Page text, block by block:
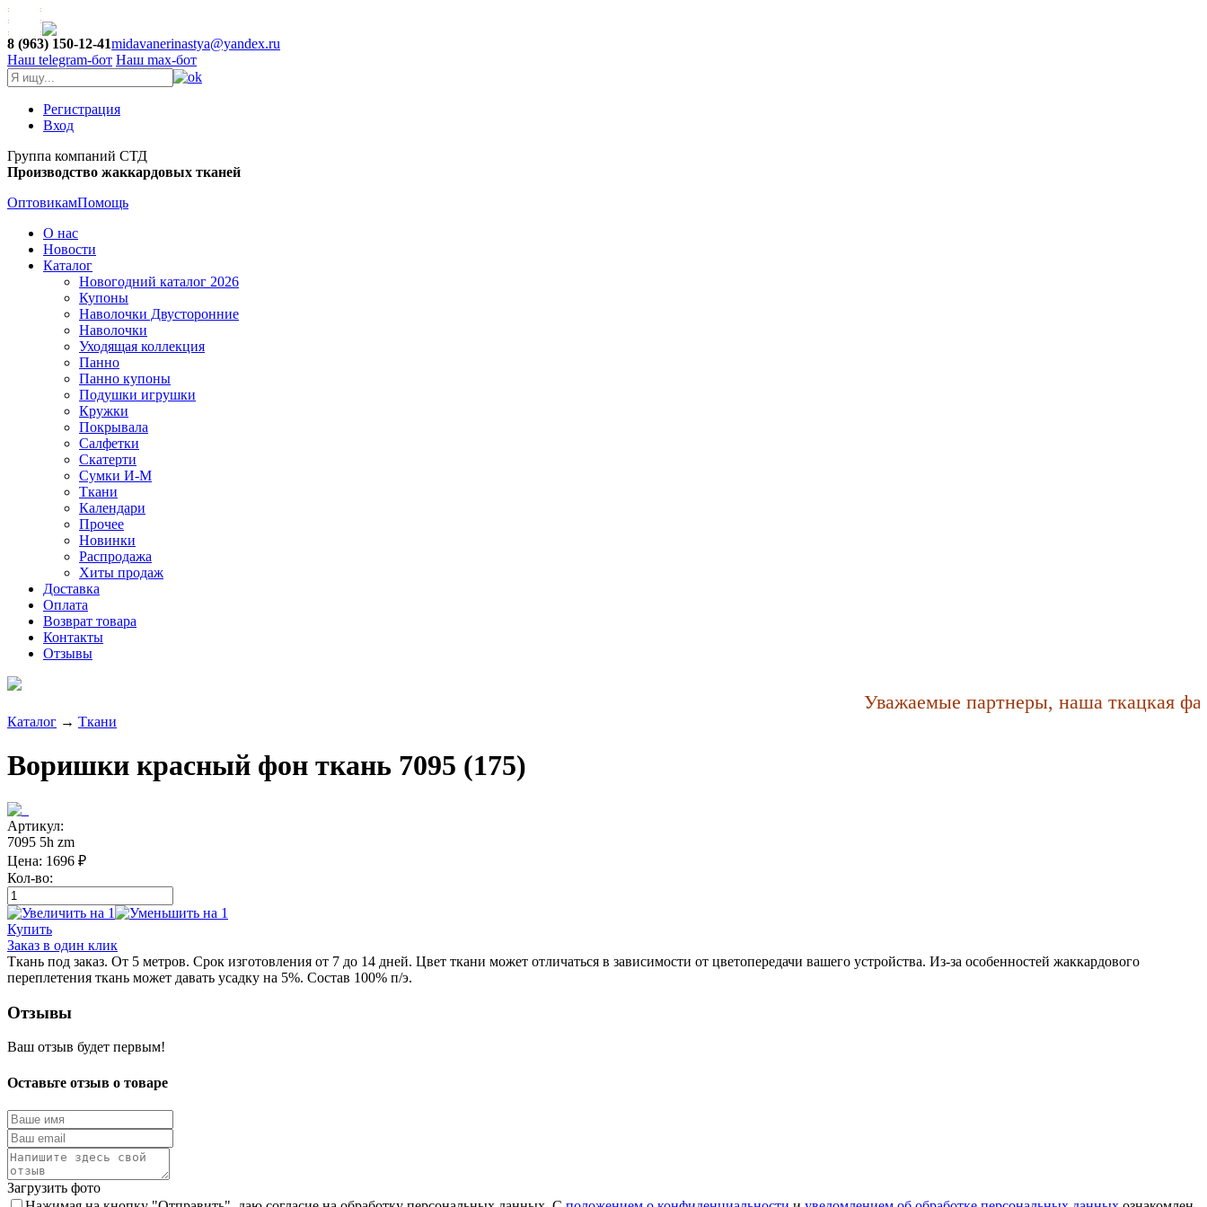
8 (963) 150-12-41midavanerinastya@yandex.ru
Наш telegram-бот Наш max-бот
Регистрация
Вход
Группа компаний СТД
Производство жаккардовых тканей
ОптовикамПомощь
О нас
Новости
Каталог
Новогодний каталог 2026
Купоны
Наволочки Двусторонние
Наволочки
Уходящая коллекция
Панно
Панно купоны
Подушки игрушки
Кружки
Покрывала
Салфетки
Скатерти
Сумки И-М
Ткани
Календари
Прочее
Новинки
Распродажа
Хиты продаж
Доставка
Оплата
Возврат товара
Контакты
Отзывы
Уважаемые партнеры, наша ткацкая
Каталог → Ткани
Воришки красный фон ткань 7095 (175)
Артикул:
7095 5h zm
Цена: 1696 ₽
Кол-во:
Купить
Заказ в один клик
Ткань под заказ. От 5 метров. Срок изготовления от 7 до 14 дней. Цвет ткани может отличаться в зависимости от цветопередачи вашего устройства. Из-за особенностей жаккардового
переплетения ткань может давать усадку на 5%. Состав 100% п/э.
Отзывы
Ваш отзыв будет первым!
Оставьте отзыв о товаре
Загрузить фото